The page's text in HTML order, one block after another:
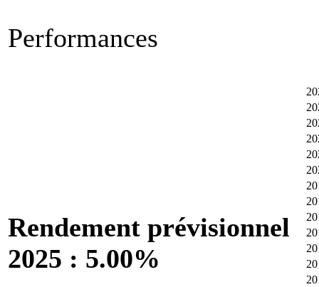
Performances
Rendement prévisionnel
2025 : 5.00%